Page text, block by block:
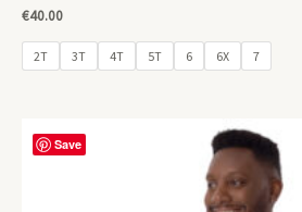
€40.00
2T 3T 4T 5T 6 6X 7
Save